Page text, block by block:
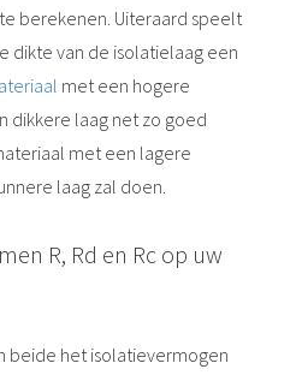
berekenen. Uiteraard speelt
dikte van de isolatielaag een
met een hogere
dikkere laag net zo goed
met een lagere
laag zal doen.
R, Rd en Rc op uw
beide het isolatievermogen